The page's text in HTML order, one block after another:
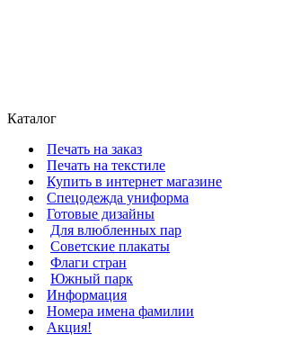
Каталог
Печать на заказ
Печать на текстиле
Купить в интернет магазине
Cпецодежда униформа
Готовые дизайны
Для влюбленных пар
Советские плакаты
Флаги стран
Южный парк
Информация
Номера имена фамилии
Акция!